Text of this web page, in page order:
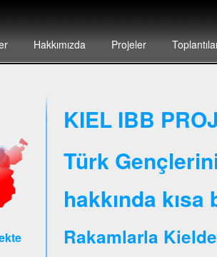
Hakkımızda Projeler
KIEL IBB
Türk
hakkında
Rakamlarla